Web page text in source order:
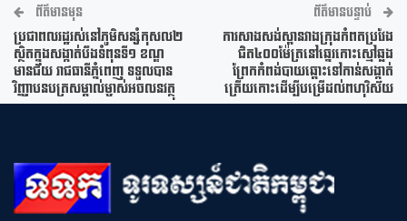
ព័ត៌មានមុន
ប្រជាពលរដ្ឋរស់នៅភូមិសន្សំកុសល២
ស្ថិតក្នុងសង្កាត់បឹងទំពុនទី១ ខណ្ឌ
មានជ័យ រាជធានីភ្នំពេញ ទទួលបាន
វិញ្ញាបនបត្រសម្គាល់ម្ចាស់អចលនវត្ថុ
ព័ត៌មានបន្ទាប់
ការសាងសង់ស្ពានវាងក្រុងកំពតប្រវែង
ជិត៤០០ម៉ែត្រនៅឆ្នេរកោះស្មៅឆ្លង
ព្រែកកំពង់បាយឆ្ពោះទៅកាន់សង្កាត់
ត្រើយកោះដើម្បីបម្រើដល់ពហុវិស័យ